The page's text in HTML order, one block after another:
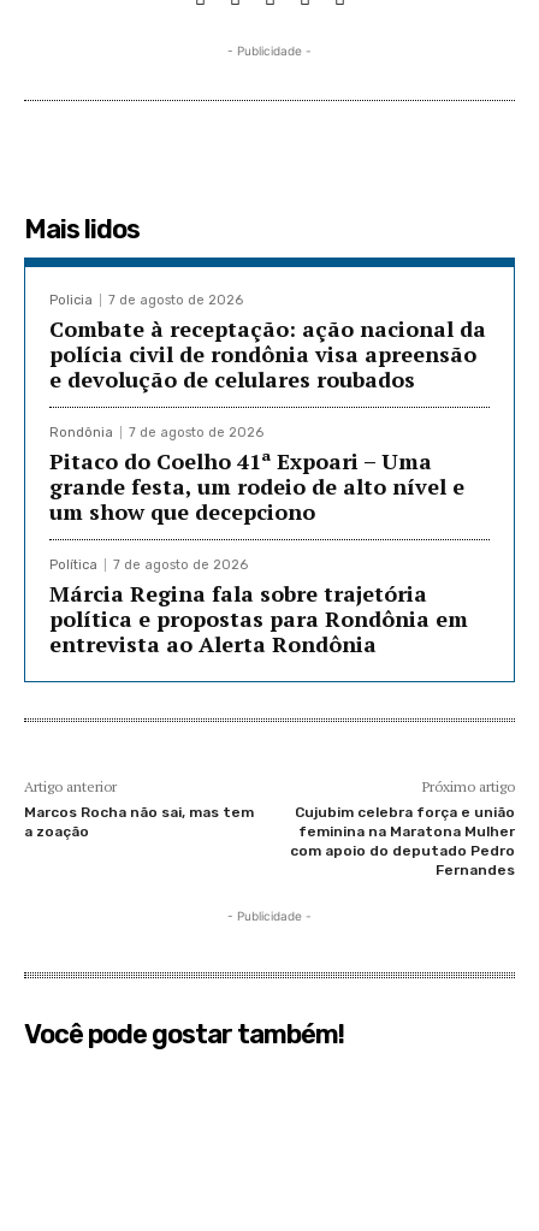
- Publicidade -
Mais lidos
Policia 7 de agosto de 2026
Combate à receptação: ação nacional da
polícia civil de rondônia visa apreensão
e devolução de celulares roubados
Rondônia 7 de agosto de 2026
Pitaco do Coelho 41ª Expoari – Uma
grande festa, um rodeio de alto nível e
um show que decepciono
Política 7 de agosto de 2026
Márcia Regina fala sobre trajetória
política e propostas para Rondônia em
entrevista ao Alerta Rondônia
Artigo anterior
Marcos Rocha não sai, mas tem
a zoação
Próximo artigo
Cujubim celebra força e união
feminina na Maratona Mulher
com apoio do deputado Pedro
Fernandes
- Publicidade -
Você pode gostar também!